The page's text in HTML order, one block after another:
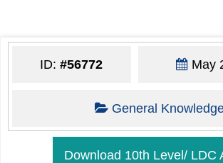
ID:#56772 May
General
Download 10th Level/ LDC